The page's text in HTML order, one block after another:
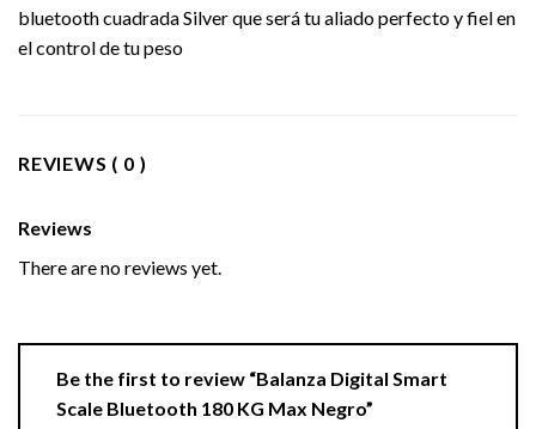
bluetooth cuadrada Silver que será tu aliado perfecto y fiel en
el control de tu peso
REVIEWS ( 0 )
Reviews
There are no reviews yet.
Be the first to review “Balanza Digital Smart
Scale Bluetooth 180 KG Max Negro”